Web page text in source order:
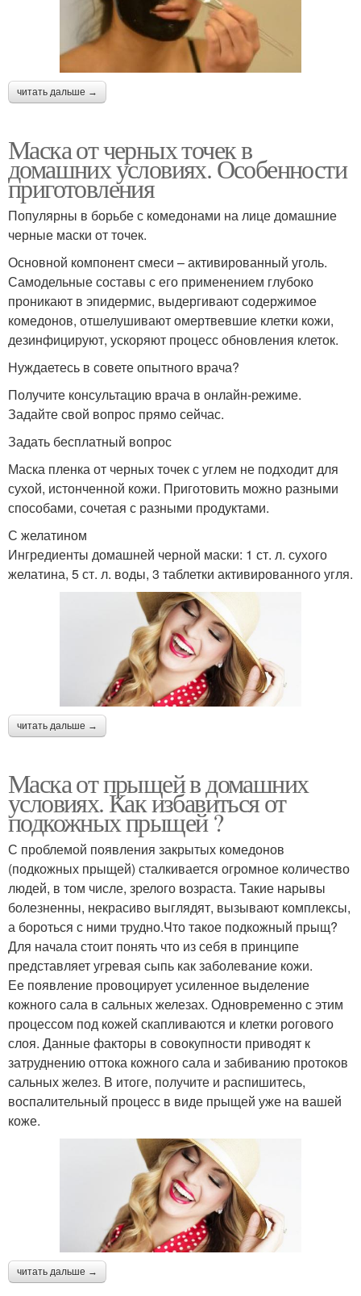
Маска в домашних
условиях
Кожи с прыщами
Маски в домашних
читать дальше →
Маска от черных точек в
домашних условиях. Особенности
приготовления
Популярны в борьбе с комедонами на лице домашние
черные маски от точек.
Основной компонент смеси – активированный уголь.
Самодельные составы с его применением глубоко
проникают в эпидермис, выдергивают содержимое
комедонов, отшелушивают омертвевшие клетки кожи,
дезинфицируют, ускоряют процесс обновления клеток.
Нуждаетесь в совете опытного врача?
Получите консультацию врача в онлайн-режиме.
Задайте свой вопрос прямо сейчас.
Задать бесплатный вопрос
Маска пленка от черных точек с углем не подходит для
сухой, истонченной кожи. Приготовить можно разными
способами, сочетая с разными продуктами.
С желатином
Ингредиенты домашней черной маски: 1 ст. л. сухого
желатина, 5 ст. л. воды, 3 таблетки активированного угля.
читать дальше →
Маска от прыщей в домашних
условиях. Как избавиться от
подкожных прыщей ?
С проблемой появления закрытых комедонов
(подкожных прыщей) сталкивается огромное количество
людей, в том числе, зрелого возраста. Такие нарывы
болезненны, некрасиво выглядят, вызывают комплексы,
а бороться с ними трудно.Что такое подкожный прыщ?
Для начала стоит понять что из себя в принципе
представляет угревая сыпь как заболевание кожи.
Ее появление провоцирует усиленное выделение
кожного сала в сальных железах. Одновременно с этим
процессом под кожей скапливаются и клетки рогового
слоя. Данные факторы в совокупности приводят к
затруднению оттока кожного сала и забиванию протоков
сальных желез. В итоге, получите и распишитесь,
воспалительный процесс в виде прыщей уже на вашей
коже.
читать дальше →